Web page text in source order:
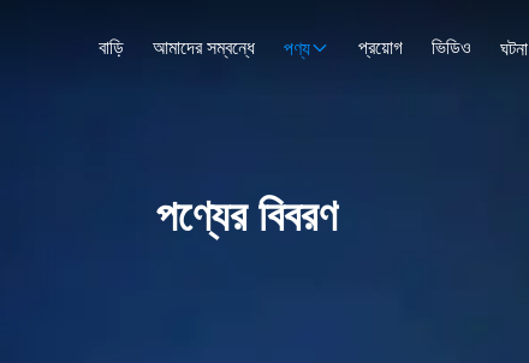
বাড়ি আমাদের সম্বন্ধে পণ্য প্রয়োগ ভিডিও ঘটনা
পণ্যের বিবরণ